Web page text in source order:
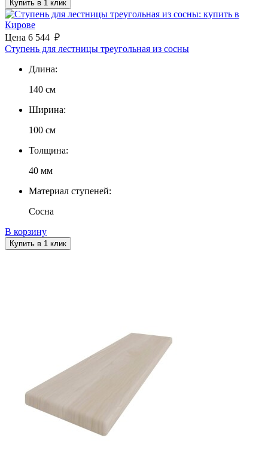
Купить в 1 клик
Цена 6 544 ₽
Ступень для лестницы треугольная из сосны
Длина:
140 см
Ширина:
100 см
Толщина:
40 мм
Материал ступеней:
Сосна
В корзину
Купить в 1 клик